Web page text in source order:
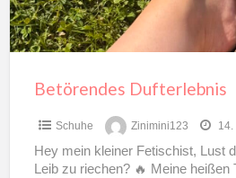
Betörendes Dufterlebnis
Schuhe Zinimini123 14.
Hey mein kleiner Fetischist, Lust
Leib zu riechen? 🔥 Meine heißen